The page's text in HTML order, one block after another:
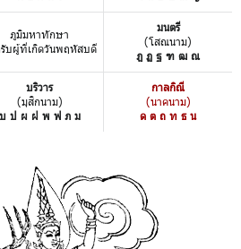
ภูมิมหาทักษา
บผู้ที่เกิดวันพฤหัสบดี
มนตรี
(โสณนาม)
ฎ ฏ ฐ ฑ ฒ ณ
บริวาร
(มุสิกนาม)
บ ป ผ ฝ พ ฟ ภ ม
กาลกิณี
(นาคนาม)
ด ต ถ ท ธ น